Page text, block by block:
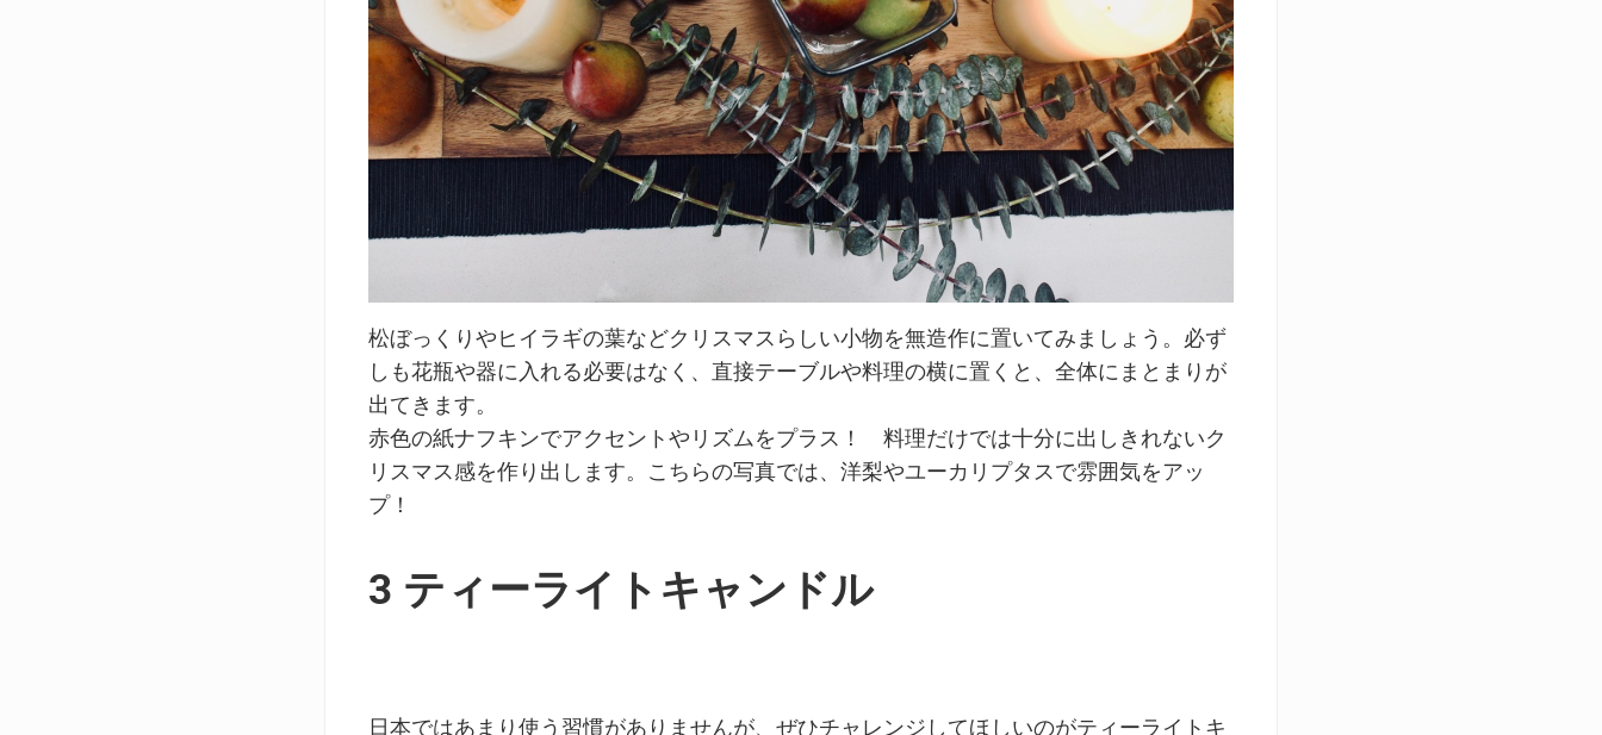
松ぼっくりやヒイラギの葉などクリスマスらしい小物を無造作に置いてみましょう。必ず
しも花瓶や器に入れる必要はなく、直接テーブルや料理の横に置くと、全体にまとまりが
出てきます。
赤色の紙ナフキンでアクセントやリズムをプラス！ 料理だけでは十分に出しきれないク
リスマス感を作り出します。こちらの写真では、洋梨やユーカリプタスで雰囲気をアッ
プ！
3 ティーライトキャンドル
日本ではあまり使う習慣がありませんが、ぜひチャレンジしてほしいのがティーライトキ